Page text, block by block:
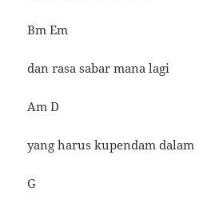
Bm Em
dan rasa sabar mana lagi
Am D
yang harus kupendam dalam
G